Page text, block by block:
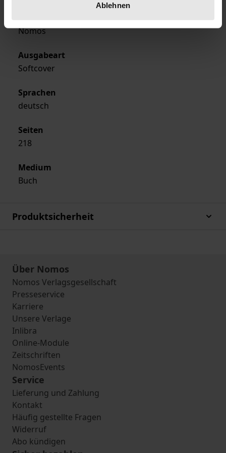
Ablehnen
Verlag
Nomos
Ausgabeart
Softcover
Sprachen
deutsch
Seiten
218
Medium
Buch
Produktsicherheit
Über Nomos
Nomos Verlagsgesellschaft
Presseservice
Karriere
Unsere Verlage
Inlibra
Online-Module
Zeitschriften
NomosEvents
Service
Lieferung und Zahlung
Kontakt
Häufig gestellte Fragen
Widerruf
Abo kündigen